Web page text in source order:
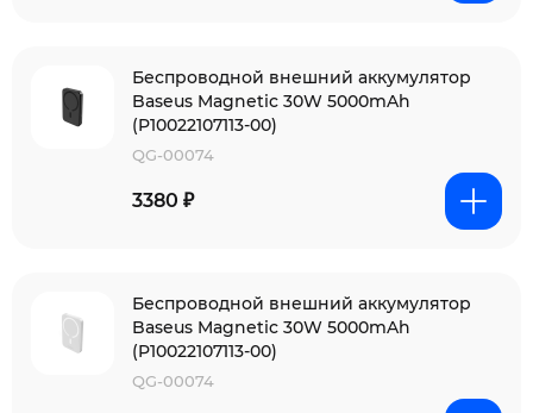
Беспроводной внешний аккумулятор
Baseus Magnetic 30W 5000mAh
(P10022107113-00)
QG-00074
3380 ₽
Беспроводной внешний аккумулятор
Baseus Magnetic 30W 5000mAh
(P10022107113-00)
QG-00074